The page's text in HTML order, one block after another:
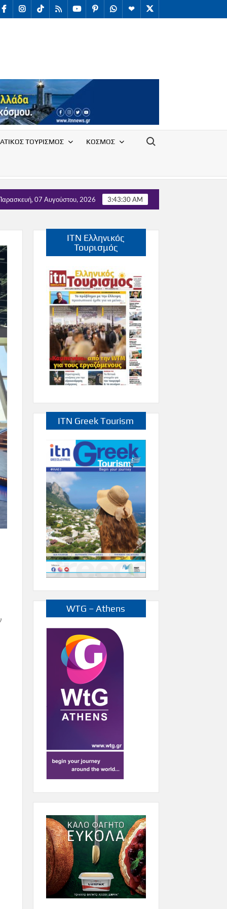
facebookInstagram
TikTokRSS youtubePinterestWhatsApp
Telegram
X
ΤΟΥΡΙΣΜΟΣ ΚΟΣΜΟΣ
Search for:
στο amoni Ο ΠΣΑΠΠ φέρνει το Football Unity Festival
07 Αυγούστου, 2026 3:43:32 AM
ITN Ελληνικός
Τουρισμός
ITN Greek Tourism
WTG – Athens